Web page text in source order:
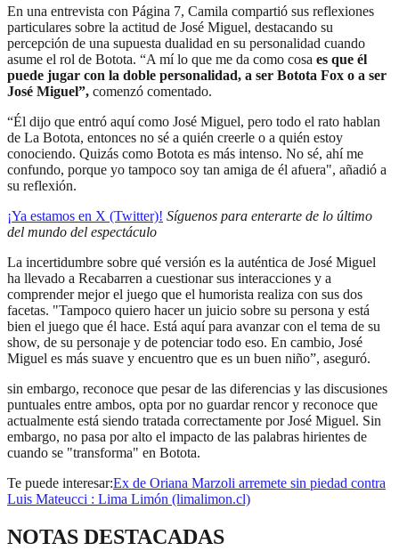
En una entrevista con Página 7, Camila compartió sus reflexiones
particulares sobre la actitud de José Miguel, destacando su
percepción de una supuesta dualidad en su personalidad cuando
asume el rol de Botota. “A mí lo que me da como cosa es que él
puede jugar con la doble personalidad, a ser Botota Fox o a ser
José Miguel”, comenzó comentado.
“Él dijo que entró aquí como José Miguel, pero todo el rato hablan
de La Botota, entonces no sé a quién creerle o a quién estoy
conociendo. Quizás como Botota es más intenso. No sé, ahí me
confundo, porque yo tampoco soy tan amiga de él afuera", añadió a
su reflexión.
¡Ya estamos en X (Twitter)! Síguenos para enterarte de lo último
del mundo del espectáculo
La incertidumbre sobre qué versión es la auténtica de José Miguel
ha llevado a Recabarren a cuestionar sus interacciones y a
comprender mejor el juego que el humorista realiza con sus dos
facetas. "Tampoco quiero hacer un juicio sobre su persona y está
bien el juego que él hace. Está aquí para avanzar con el tema de su
show, de su personaje y de potenciar todo eso. En cambio, José
Miguel es más suave y encuentro que es un buen niño”, aseguró.
sin embargo, reconoce que pesar de las diferencias y las discusiones
puntuales entre ambos, opta por no guardar rencor y reconoce que
actualmente está siendo tratada correctamente por José Miguel. Sin
embargo, no pasa por alto el impacto de las palabras hirientes de
cuando se "transforma" en Botota.
Te puede interesar:Ex de Oriana Marzoli arremete sin piedad contra
Luis Mateucci : Lima Limón (limalimon.cl)
NOTAS DESTACADAS